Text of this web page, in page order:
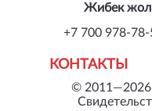
© 2011—2026
КОНТАКТЫ
Жибек
+7 700 978-